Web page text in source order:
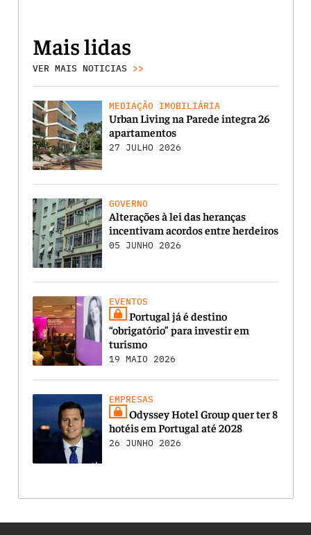
Mais lidas
VER MAIS NOTICIAS >>
MEDIAÇÃO IMOBILIÁRIA
Urban Living na Parede integra 26
apartamentos
27 JULHO 2026
GOVERNO
Alterações à lei das heranças
incentivam acordos entre herdeiros
05 JUNHO 2026
EVENTOS
Portugal já é destino
“obrigatório” para investir em
turismo
19 MAIO 2026
EMPRESAS
Odyssey Hotel Group quer ter 8
hotéis em Portugal até 2028
26 JUNHO 2026